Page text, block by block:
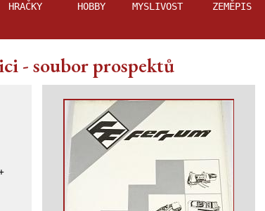
HRAČKY
HOBBY
MYSLIVOST
ZEMĚPIS
- soubor prospektů